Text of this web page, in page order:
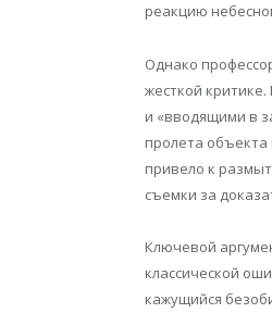
реакцию
Однако
жесткой
и «вводящими в
пролета объекта
привело к
съемки за
Ключевой
классической
кажущийся